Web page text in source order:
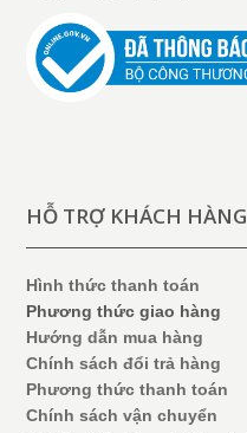
HỖ TRỢ KHÁCH HÀNG
Hình thức thanh toán
Phương thức giao hàng
Hướng dẫn mua hàng
Chính sách đổi trả hàng
Phương thức thanh toán
Chính sách vận chuyển